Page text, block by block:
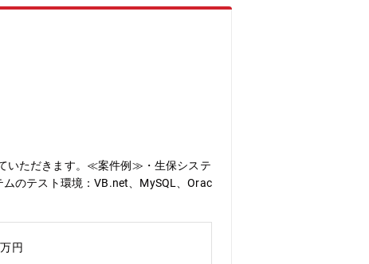
いただきます。≪案件例≫・生保システ
のテスト環境：VB.net、MySQL、Orac
円